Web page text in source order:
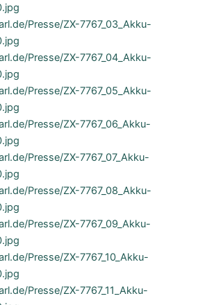
Presse/ZX-7767_03_Akku-
Presse/ZX-7767_04_Akku-
Presse/ZX-7767_05_Akku-
Presse/ZX-7767_06_Akku-
Presse/ZX-7767_07_Akku-
Presse/ZX-7767_08_Akku-
Presse/ZX-7767_09_Akku-
Presse/ZX-7767_10_Akku-
Presse/ZX-7767_11_Akku-